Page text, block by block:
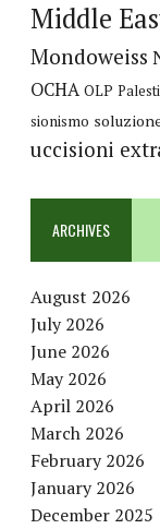
Middle
Mondoweiss
OCHA OLP
sionismo
uccisioni
ARCHIVES
August 2026
July 2026
June 2026
May 2026
April 2026
March 2026
February 2026
January 2026
December 2025